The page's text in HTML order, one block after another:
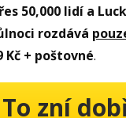
50,000 lidí a
rozdává
Kč + poštovné.
To zní